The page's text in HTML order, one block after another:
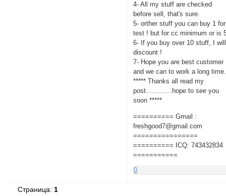
4- All my stuff are checked
before sell, that's sure.
5- orther stuff you can buy 1 for
test ! but for cc minimum or is
6- If you buy over 10 stuff, I will
discount !
7- Hope you are best customer
and we can to work a long time.
***** Thanks all read my
post.............hope to see you
soon *****
========== Gmail :
freshgood7@gmail.com
================
========== ICQ: 743432834
===========
0
Страница:1